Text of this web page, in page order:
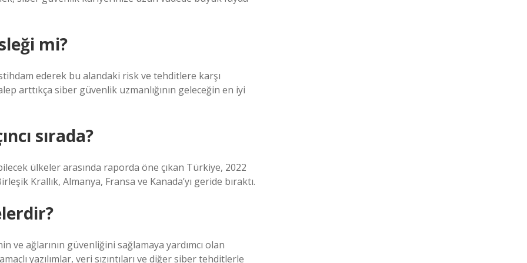
mi?
ederek bu alandaki risk ve tehditlere karşı
arttıkça siber güvenlik uzmanlığının geleceğin en iyi
sırada?
ülkeler arasında raporda öne çıkan Türkiye, 2022
Krallık, Almanya, Fransa ve Kanada’yı geride bıraktı.
ve ağlarının güvenliğini sağlamaya yardımcı olan
yazılımlar, veri sızıntıları ve diğer siber tehditlerle